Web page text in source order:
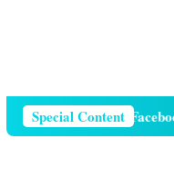
Special Content
Di Facebook